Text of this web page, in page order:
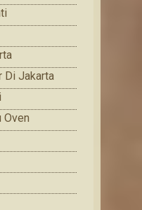
Di Jakarta
Oven